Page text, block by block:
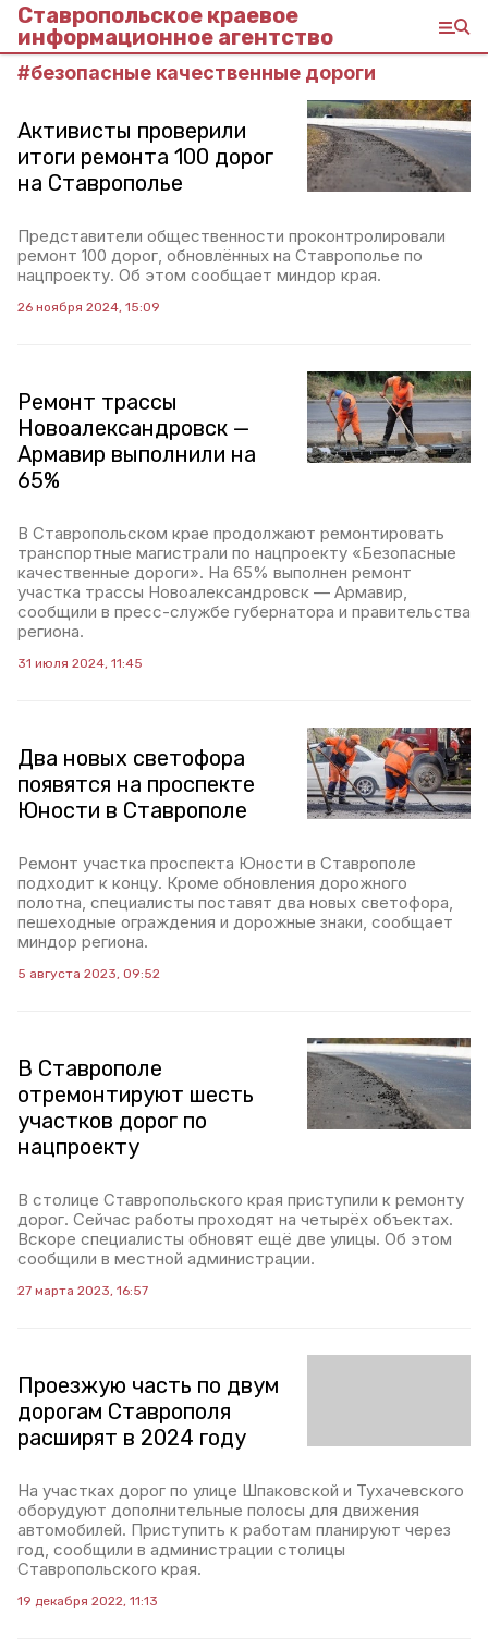
Ставропольское краевое
информационное агентство
#безопасные качественные дороги
Активисты проверили
итоги ремонта 100 дорог
на Ставрополье
Представители общественности проконтролировали
ремонт 100 дорог, обновлённых на Ставрополье по
нацпроекту. Об этом сообщает миндор края.
26 ноября 2024, 15:09
Ремонт трассы
Новоалександровск —
Армавир выполнили на
65%
В Ставропольском крае продолжают ремонтировать
транспортные магистрали по нацпроекту «Безопасные
качественные дороги». На 65% выполнен ремонт
участка трассы Новоалександровск — Армавир,
сообщили в пресс-службе губернатора и правительства
региона.
31 июля 2024, 11:45
Два новых светофора
появятся на проспекте
Юности в Ставрополе
Ремонт участка проспекта Юности в Ставрополе
подходит к концу. Кроме обновления дорожного
полотна, специалисты поставят два новых светофора,
пешеходные ограждения и дорожные знаки, сообщает
миндор региона.
5 августа 2023, 09:52
В Ставрополе
отремонтируют шесть
участков дорог по
нацпроекту
В столице Ставропольского края приступили к ремонту
дорог. Сейчас работы проходят на четырёх объектах.
Вскоре специалисты обновят ещё две улицы. Об этом
сообщили в местной администрации.
27 марта 2023, 16:57
Проезжую часть по двум
дорогам Ставрополя
расширят в 2024 году
На участках дорог по улице Шпаковской и Тухачевского
оборудуют дополнительные полосы для движения
автомобилей. Приступить к работам планируют через
год, сообщили в администрации столицы
Ставропольского края.
19 декабря 2022, 11:13